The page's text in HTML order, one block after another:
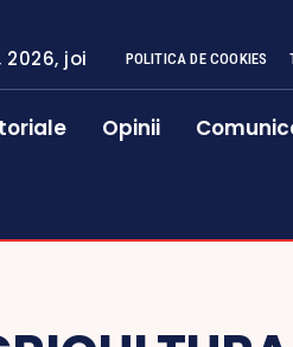
joi POLITICA DE COOKIES
Opinii